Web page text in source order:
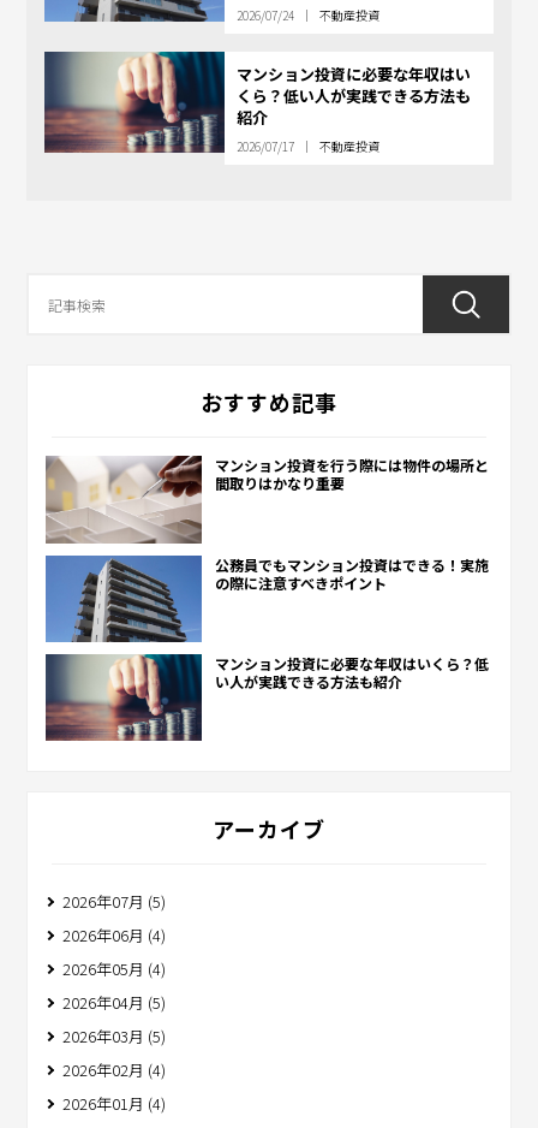
2026/07/24 不動産投資
マンション投資に必要な年収はい
くら？低い人が実践できる方法も
紹介
2026/07/17 不動産投資
おすすめ記事
マンション投資を行う際には物件の場所と
間取りはかなり重要
公務員でもマンション投資はできる！実施
の際に注意すべきポイント
マンション投資に必要な年収はいくら？低
い人が実践できる方法も紹介
アーカイブ
2026年07月 (5)
2026年06月 (4)
2026年05月 (4)
2026年04月 (5)
2026年03月 (5)
2026年02月 (4)
2026年01月 (4)